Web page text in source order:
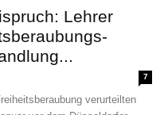
Lehrer
7
verurteilten